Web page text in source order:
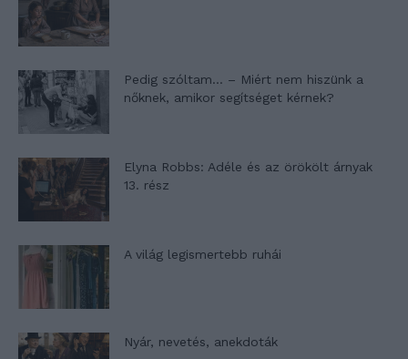
Pedig szóltam… – Miért nem hiszünk a
nőknek, amikor segítséget kérnek?
Elyna Robbs: Adéle és az örökölt árnyak
13. rész
A világ legismertebb ruhái
Nyár, nevetés, anekdoták